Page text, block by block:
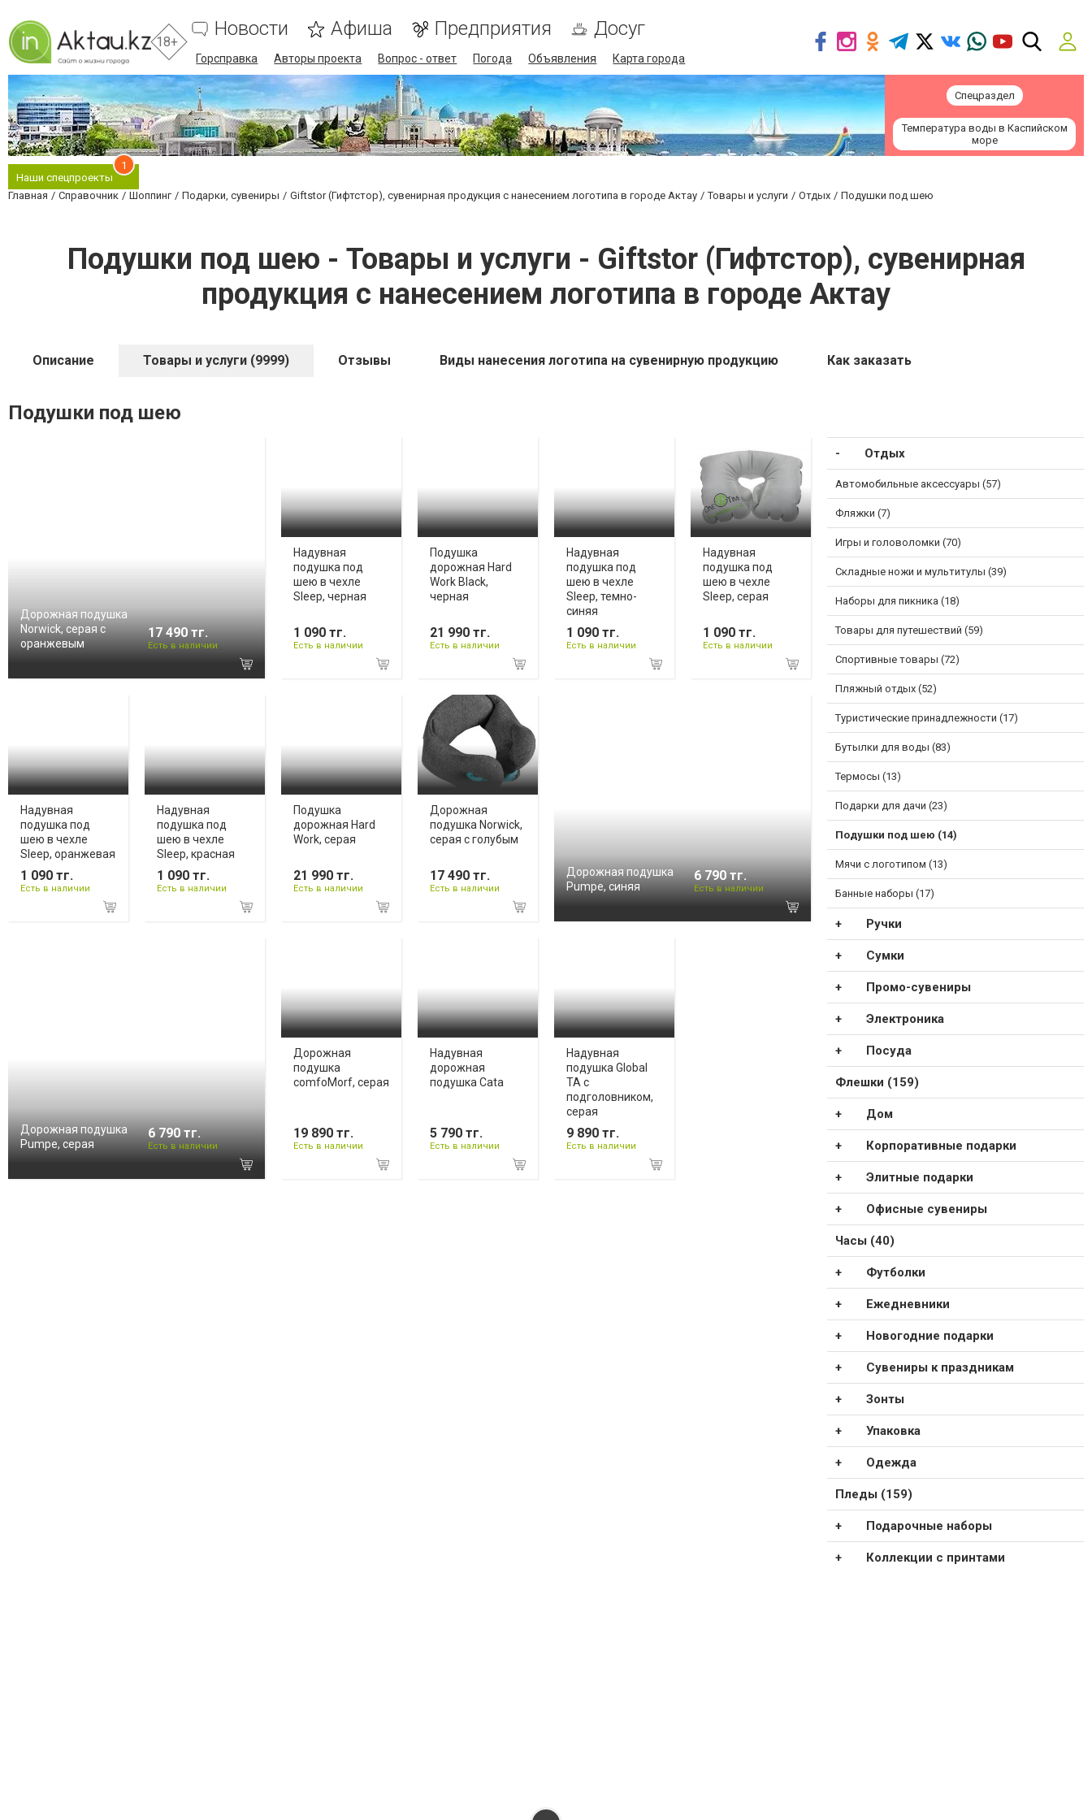
18+
Новости Афиша Предприятия Досуг
Горсправка Авторы проекта Вопрос - ответ Погода Объявления Карта города
Спецраздел
Температура воды в Каспийском
море
Наши спецпроекты
1
Главная Справочник Шоппинг Подарки, сувениры Giftstor (Гифтстор), сувенирная продукция с нанесением логотипа в городе Актау Товары и услуги Отдых Подушки под шею
Подушки под шею - Товары и услуги - Giftstor (Гифтстор), сувенирная
продукция с нанесением логотипа в городе Актау
Описание Товары и услуги (9999) Отзывы Виды нанесения логотипа на сувенирную продукцию Как заказать
Подушки под шею
Дорожная подушка
Norwick, серая с
оранжевым
17 490 тг.
Есть в наличии
Надувная
подушка под
шею в чехле
Sleep, черная
1 090 тг.
Есть в наличии
Подушка
дорожная Hard
Work Black,
черная
21 990 тг.
Есть в наличии
Надувная
подушка под
шею в чехле
Sleep, темно-
синяя
1 090 тг.
Есть в наличии
Надувная
подушка под
шею в чехле
Sleep, серая
1 090 тг.
Есть в наличии
Надувная
подушка под
шею в чехле
Sleep, оранжевая
1 090 тг.
Есть в наличии
Надувная
подушка под
шею в чехле
Sleep, красная
1 090 тг.
Есть в наличии
Подушка
дорожная Hard
Work, серая
21 990 тг.
Есть в наличии
Дорожная
подушка Norwick,
серая с голубым
17 490 тг.
Есть в наличии
Дорожная подушка
Pumpe, синяя
6 790 тг.
Есть в наличии
Дорожная подушка
Pumpe, серая
6 790 тг.
Есть в наличии
Дорожная
подушка
comfoMorf, серая
19 890 тг.
Есть в наличии
Надувная
дорожная
подушка Cata
5 790 тг.
Есть в наличии
Надувная
подушка Global
TA с
подголовником,
серая
9 890 тг.
Есть в наличии
Отдых
Автомобильные аксессуары (57)
Фляжки (7)
Игры и головоломки (70)
Складные ножи и мультитулы (39)
Наборы для пикника (18)
Товары для путешествий (59)
Спортивные товары (72)
Пляжный отдых (52)
Туристические принадлежности (17)
Бутылки для воды (83)
Термосы (13)
Подарки для дачи (23)
Подушки под шею (14)
Мячи с логотипом (13)
Банные наборы (17)
Ручки
Сумки
Промо-сувениры
Электроника
Посуда
Флешки (159)
Дом
Корпоративные подарки
Элитные подарки
Офисные сувениры
Часы (40)
Футболки
Ежедневники
Новогодние подарки
Сувениры к праздникам
Зонты
Упаковка
Одежда
Пледы (159)
Подарочные наборы
Коллекции с принтами